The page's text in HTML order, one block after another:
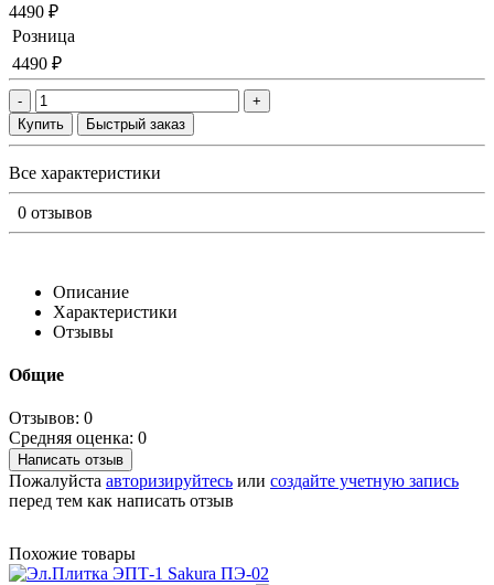
4490 ₽
Розница
4490 ₽
-
+
Купить
Быстрый заказ
Все характеристики
0 отзывов
Описание
Характеристики
Отзывы
Общие
Отзывов: 0
Средняя оценка: 0
Написать отзыв
Пожалуйста авторизируйтесь или создайте учетную запись
перед тем как написать отзыв
Похожие товары